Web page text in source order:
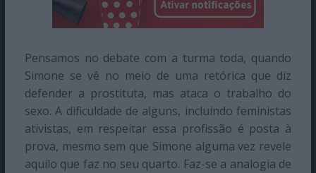
Pensamos no debate com a turma toda, quando
Simone se vê no meio de uma retórica que diz
defender a prostituta, mas ataca o trabalho do
sexo. A dificuldade de alguns, incluindo feministas
ativistas, em respeitar essa profissão é posta à
prova, mesmo sem que Simone alguma vez revele
aquilo que faz no seu quarto. Faz-se a analogia de